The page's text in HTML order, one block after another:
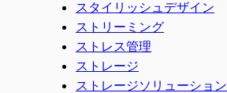
スタイリッシュデザイン
ストリーミング
ストレス管理
ストレージ
ストレージソリューション